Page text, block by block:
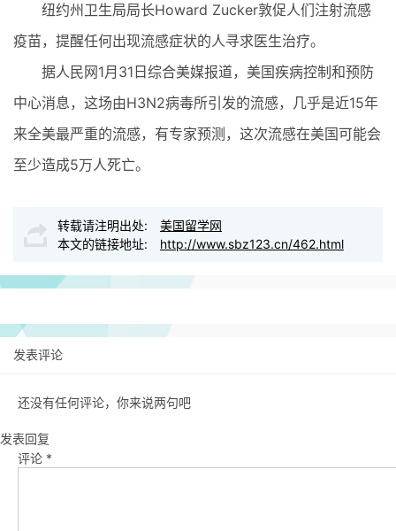
纽约州卫生局局长Howard Zucker敦促人们注射流感
疫苗，提醒任何出现流感症状的人寻求医生治疗。
据人民网1月31日综合美媒报道，美国疾病控制和预防
中心消息，这场由H3N2病毒所引发的流感，几乎是近15年
来全美最严重的流感，有专家预测，这次流感在美国可能会
至少造成5万人死亡。
转载请注明出处:
美国留学网
本文的链接地址:
http://www.sbz123.cn/462.html
发表评论
还没有任何评论，你来说两句吧
发表回复
评论 *